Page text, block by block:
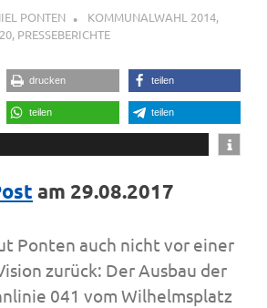
PONTEN KOMMUNALWAHL 2014,
, PRESSEBERICHTE
drucken teilen
teilen teilen
am 29.08.2017
Ponten auch nicht vor einer
zurück: Der Ausbau der
041 vom Wilhelmsplatz